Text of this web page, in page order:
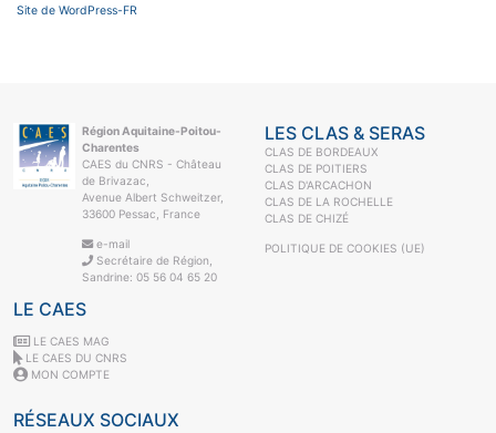
Site de WordPress-FR
Région Aquitaine-Poitou-
Charentes
CAES du CNRS - Château
de Brivazac,
Avenue Albert Schweitzer,
33600 Pessac, France
e-mail
Secrétaire de Région,
Sandrine: 05 56 04 65 20
LES CLAS & SERAS
CLAS DE BORDEAUX
CLAS DE POITIERS
CLAS D'ARCACHON
CLAS DE LA ROCHELLE
CLAS DE CHIZÉ
POLITIQUE DE COOKIES (UE)
LE CAES
LE CAES MAG
LE CAES DU CNRS
MON COMPTE
RÉSEAUX SOCIAUX